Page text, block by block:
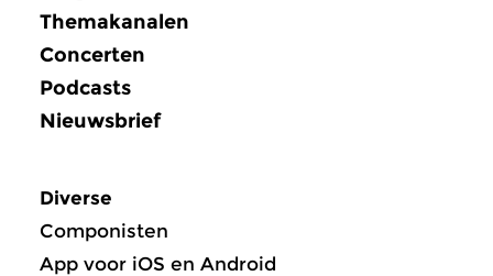
Themakanalen
Concerten
Podcasts
Nieuwsbrief
Diverse
Componisten
App voor iOS en Android